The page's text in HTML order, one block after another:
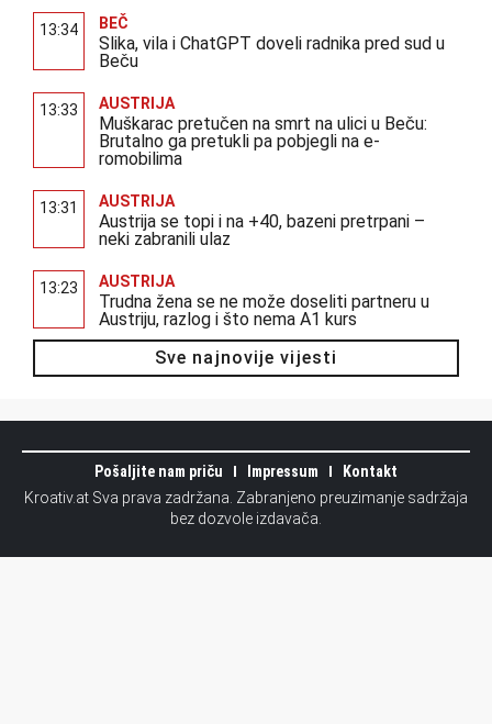
13:34 BEČ
Slika, vila i ChatGPT doveli radnika pred sud u
Beču
13:33 AUSTRIJA
Muškarac pretučen na smrt na ulici u Beču:
Brutalno ga pretukli pa pobjegli na e-
romobilima
13:31 AUSTRIJA
Austrija se topi i na +40, bazeni pretrpani –
neki zabranili ulaz
13:23 AUSTRIJA
Trudna žena se ne može doseliti partneru u
Austriju, razlog i što nema A1 kurs
Sve najnovije vijesti
Pošaljite nam priču Impressum
Kontakt
Kroativ.at Sva prava zadržana. Zabranjeno preuzimanje sadržaja
bez dozvole izdavača.